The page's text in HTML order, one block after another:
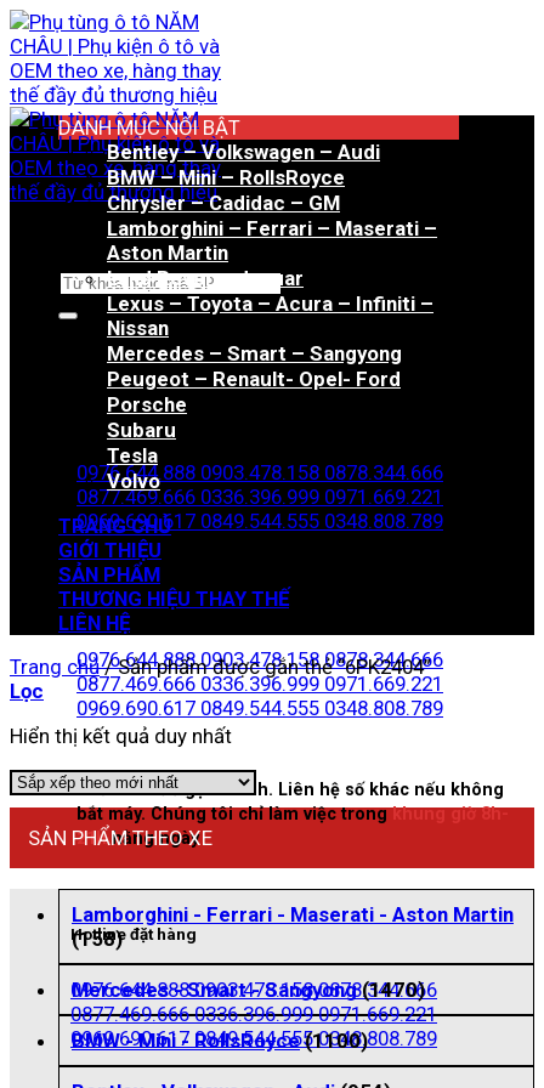
Bỏ
qua
nội
dung
Tìm
Hotline đặt hàng
0976.644.888 0903.478.158 0878.344.666
0877.469.666 0336.396.999 0971.669.221
0969.690.617 0849.544.555 0348.808.789
Zalo đặt hàng
0976.644.888 0903.478.158 0878.344.666
0877.469.666 0336.396.999 0971.669.221
0969.690.617 0849.544.555 0348.808.789
Nhấn vào để gọi nhanh. Liên hệ số khác nếu không
bắt máy. Chúng tôi chỉ làm việc trongkhung giờ 8h-
21hhằng ngày
Hotline đặt hàng
0976.644.888 0903.478.158 0878.344.666
0877.469.666 0336.396.999 0971.669.221
0969.690.617 0849.544.555 0348.808.789
DANH MỤC NỔI BẬT
Bentley – Volkswagen – Audi
BMW – Mini – RollsRoyce
Chrysler – Cadidac – GM
Lamborghini – Ferrari – Maserati –
Aston Martin
Land Rover – Jaguar
Lexus – Toyota – Acura – Infiniti –
Nissan
Mercedes – Smart – Sangyong
Peugeot – Renault- Opel- Ford
Porsche
Subaru
Tesla
Volvo
TRANG CHỦ
GIỚI THIỆU
SẢN PHẨM
THƯƠNG HIỆU THAY THẾ
LIÊN HỆ
Trang chủ /Sản phẩm được gắn thẻ “6PK2404”
Lọc
Hiển thị kết quả duy nhất
SẢN PHẨM THEO XE
Lamborghini - Ferrari - Maserati - Aston Martin
(158)
Mercedes - Smart - Sangyong (1470)
BMW - Mini - RollsRoyce (1100)